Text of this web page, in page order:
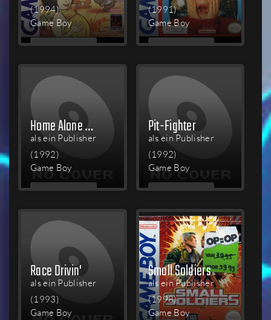
(1994)
Game Boy
MEHR
(1991)
Game Boy
MEHR
Home Alone 2: Lost in New York
als ein Publisher
(1992)
Game Boy
MEHR
Pit-Fighter
als ein Publisher
(1992)
Game Boy
MEHR
Race Drivin'
als ein Publisher
(1993)
Game Boy
Small Soldiers
als ein Publisher
(1998)
Game Boy